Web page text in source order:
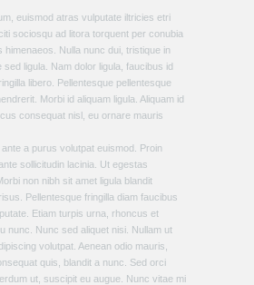
euismod atras vulputate iltricies etri
sociosqu ad litora torquent per conubia
himenaeos. Nulla nunc dui, tristique in
ligula. Nam dolor ligula, faucibus id
libero. Pellentesque pellentesque
Morbi id aliquam ligula. Aliquam id
consequat nisl, eu ornare mauris
a purus volutpat euismod. Proin
sollicitudin lacinia. Ut egestas
non nibh sit amet ligula blandit
Pellentesque fringilla diam faucibus
Etiam turpis urna, rhoncus et
nunc. Nunc sed aliquet nisi. Nullam ut
volutpat. Aenean odio mauris,
quis, blandit a nunc. Sed orci
ut, suscipit eu augue. Nunc vitae mi